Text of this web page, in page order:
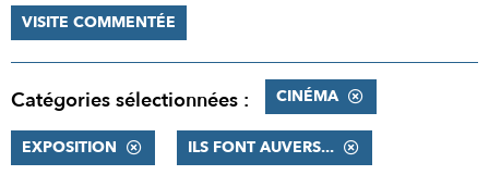
VISITE COMMENTÉE
Catégories sélectionnées : CINÉMA
EXPOSITION ILS FONT AUVERS...